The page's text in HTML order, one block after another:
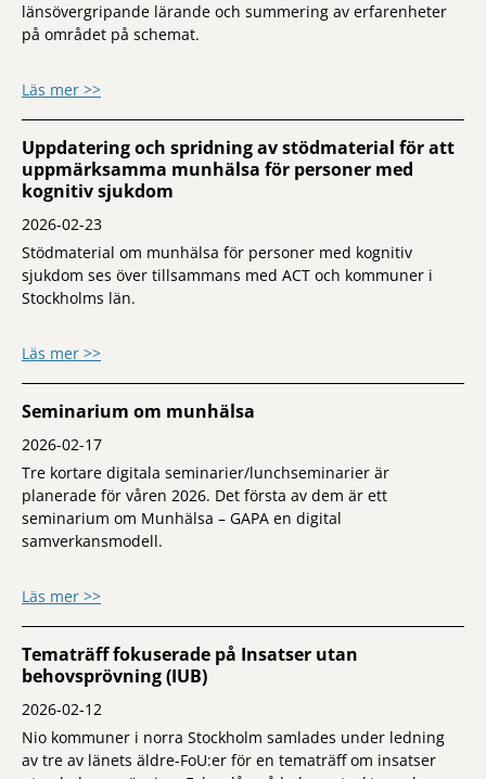
länsövergripande lärande och summering av erfarenheter
på området på schemat.
Läs mer >>om Summering och lärande från 14 år
Uppdatering och spridning av stödmaterial för att
uppmärksamma munhälsa för personer med
kognitiv sjukdom
2026-02-23
Stödmaterial om munhälsa för personer med kognitiv
sjukdom ses över tillsammans med ACT och kommuner i
Stockholms län.
Läs mer >>om Uppdatering och spridning av
Seminarium om munhälsa
2026-02-17
Tre kortare digitala seminarier/lunchseminarier är
planerade för våren 2026. Det första av dem är ett
seminarium om Munhälsa – GAPA en digital
samverkansmodell.
Läs mer >>om Seminarium om munhälsa
Tematräff fokuserade på Insatser utan
behovsprövning (IUB)
2026-02-12
Nio kommuner i norra Stockholm samlades under ledning
av tre av länets äldre-FoU:er för en tematräff om insatser